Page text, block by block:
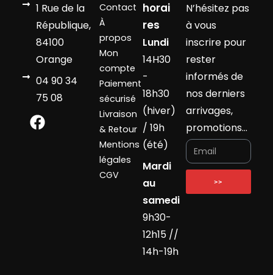
1 Rue de la
République,
84100
Orange
04 90 34
75 08
Contact
À
propos
Mon
compte
Paiement
sécurisé
Livraison
& Retour
Mentions
légales
CGV
horai
res
Lundi
14H30
-
18h30
(hiver)
/ 19h
(été)
Mardi
au
samedi
9h30-
12h15 //
14h-19h
N’hésitez pas
à vous
inscrire pour
rester
informés de
nos derniers
arrivages,
promotions…
>>